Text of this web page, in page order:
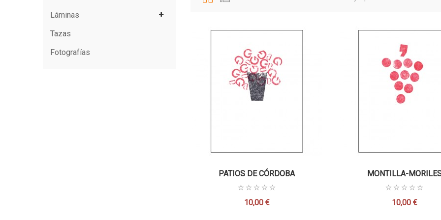
Láminas
Tazas
Fotografías
PATIOS DE CÓRDOBA
Precio
10,00 €
MONTILLA-
Precio
10,00 €